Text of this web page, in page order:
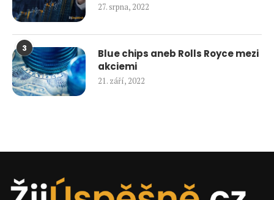
27. srpna, 2022
3
Blue chips aneb Rolls Royce mezi
akciemi
21. září, 2022